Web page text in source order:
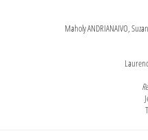
Maholy ANDRIANAIVO,